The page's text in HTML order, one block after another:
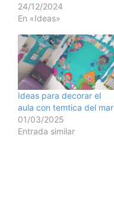
24/12/2024
En «Ideas»
Ideas para decorar el
aula con temtica del mar
01/03/2025
Entrada similar